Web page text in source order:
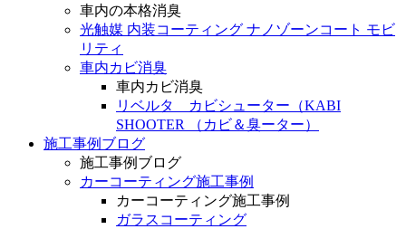
車内の本格消臭
光触媒 内装コーティング ナノゾーンコート モビ
リティ
車内カビ消臭
車内カビ消臭
リベルタ カビシューター（KABI
SHOOTER （カビ＆臭ーター）
施工事例ブログ
施工事例ブログ
カーコーティング施工事例
カーコーティング施工事例
ガラスコーティング